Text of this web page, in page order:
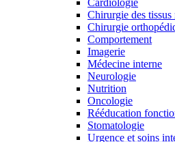
Cardiologie
Chirurgie des tissus
Chirurgie
Comportement
Imagerie
Médecine interne
Neurologie
Nutrition
Oncologie
Rééducation
Stomatologie
Urgence et soins